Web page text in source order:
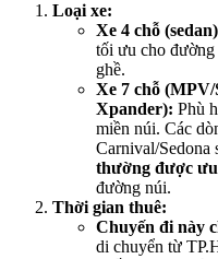
Loại xe:
Xe 4 chỗ
tối ưu cho
ghề.
Xe 7 chỗ
Xpander): Phù
miền núi. Các
Carnival/Sedona
thường được
đường núi.
Thời gian thuê:
Chuyến đi này
di chuyển từ